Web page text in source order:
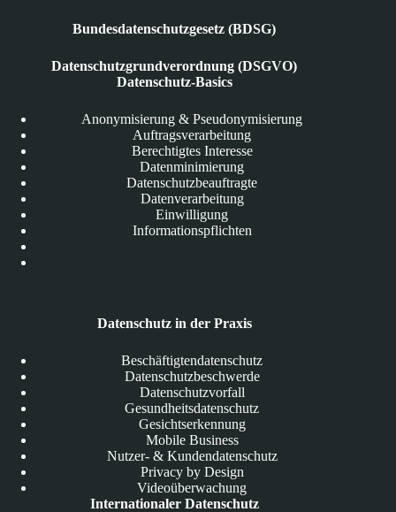
Bundesdatenschutzgesetz (BDSG)
Datenschutzgrundverordnung (DSGVO)
Datenschutz-Basics
Anonymisierung & Pseudonymisierung
Auftragsverarbeitung
Berechtigtes Interesse
Datenminimierung
Datenschutzbeauftragte
Datenverarbeitung
Einwilligung
Informationspflichten
Datenschutz in der Praxis
Beschäftigtendatenschutz
Datenschutzbeschwerde
Datenschutzvorfall
Gesundheitsdatenschutz
Gesichtserkennung
Mobile Business
Nutzer- & Kundendatenschutz
Privacy by Design
Videoüberwachung
Internationaler Datenschutz